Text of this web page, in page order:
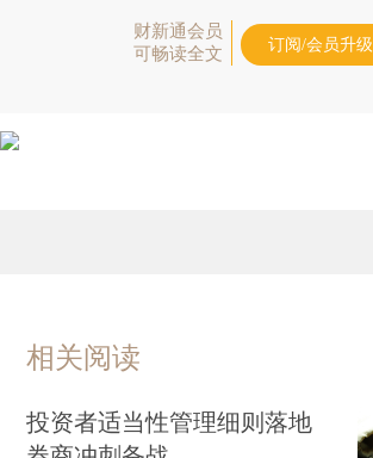
财新通会员
可畅读全文
订阅/会员升级
相关阅读
投资者适当性管理细则落地